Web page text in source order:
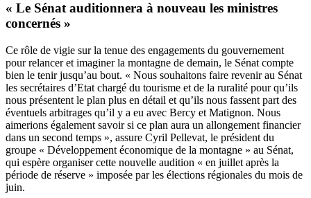
« Le Sénat auditionnera à nouveau les ministres
concernés »
Ce rôle de vigie sur la tenue des engagements du gouvernement
pour relancer et imaginer la montagne de demain, le Sénat compte
bien le tenir jusqu’au bout. « Nous souhaitons faire revenir au Sénat
les secrétaires d’Etat chargé du tourisme et de la ruralité pour qu’ils
nous présentent le plan plus en détail et qu’ils nous fassent part des
éventuels arbitrages qu’il y a eu avec Bercy et Matignon. Nous
aimerions également savoir si ce plan aura un allongement financier
dans un second temps », assure Cyril Pellevat, le président du
groupe « Développement économique de la montagne » au Sénat,
qui espère organiser cette nouvelle audition « en juillet après la
période de réserve » imposée par les élections régionales du mois de
juin.